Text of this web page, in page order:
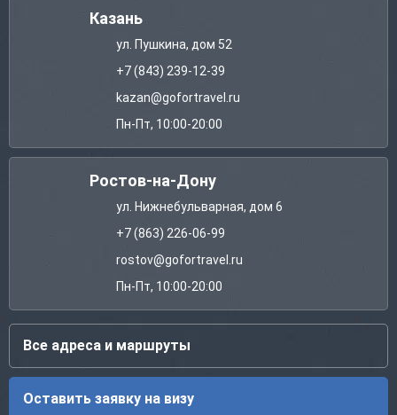
Казань
ул. Пушкина, дом 52
+7 (843) 239-12-39
kazan@gofortravel.ru
Пн-Пт, 10:00-20:00
Ростов-на-Дону
ул. Нижнебульварная, дом 6
+7 (863) 226-06-99
rostov@gofortravel.ru
Пн-Пт, 10:00-20:00
Все адреса и маршруты
Оставить заявку на визу